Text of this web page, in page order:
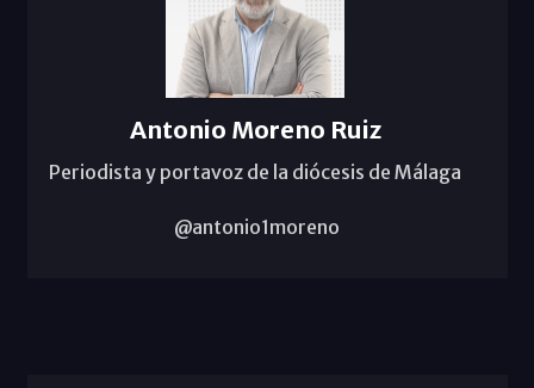
Antonio Moreno Ruiz
Periodista y portavoz de la diócesis de Málaga
@antonio1moreno